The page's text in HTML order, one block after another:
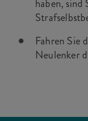
haben, sind
Fahren Sie
Neulenker